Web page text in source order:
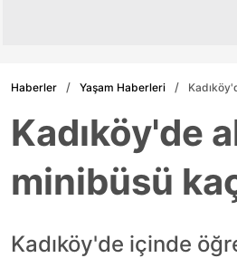
Haberler Yaşam Haberleri
Kadıköy'de
minibüsü
Kadıköy'de içinde